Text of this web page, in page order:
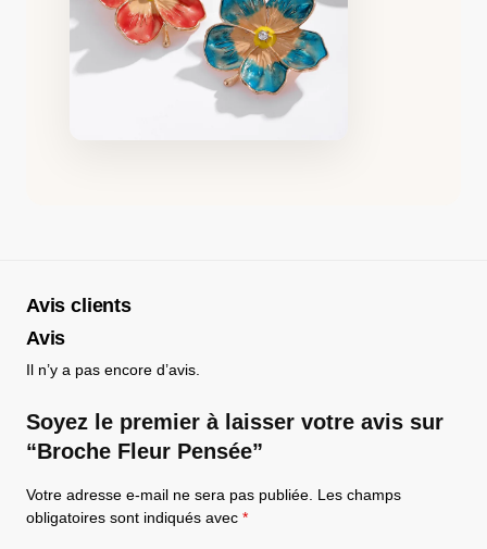
Avis clients
Avis
Il n’y a pas encore d’avis.
Soyez le premier à laisser votre avis sur
“Broche Fleur Pensée”
Votre adresse e-mail ne sera pas publiée. Les champs
obligatoires sont indiqués avec *